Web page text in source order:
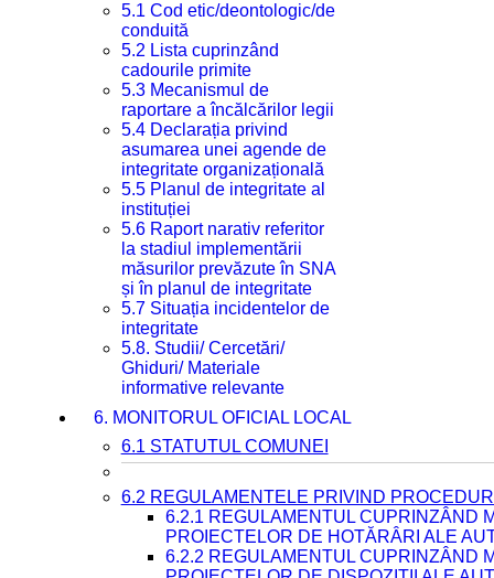
5.1 Cod etic/deontologic/de
conduită
5.2 Lista cuprinzând
cadourile primite
5.3 Mecanismul de
raportare a încălcărilor legii
5.4 Declarația privind
asumarea unei agende de
integritate organizațională
5.5 Planul de integritate al
instituției
5.6 Raport narativ referitor
la stadiul implementării
măsurilor prevăzute în SNA
și în planul de integritate
5.7 Situația incidentelor de
integritate
5.8. Studii/ Cercetări/
Ghiduri/ Materiale
informative relevante
6. MONITORUL OFICIAL LOCAL
6.1 STATUTUL COMUNEI
6.2 REGULAMENTELE PRIVIND
6.2.1 REGULAMENTUL CUPRINZÂND
PROIECTELOR DE HOTĂRÂRI ALE
6.2.2 REGULAMENTUL CUPRINZÂND